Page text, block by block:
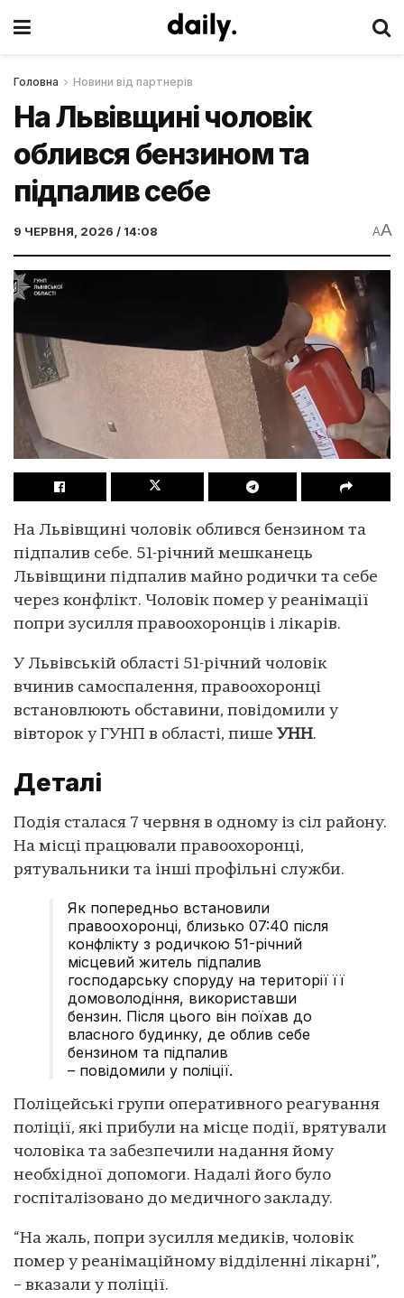
Головна Новини від партнерів
На Львівщині чоловік
облився бензином та
підпалив себе
9 ЧЕРВНЯ, 2026 / 14:08 AA
На Львівщині чоловік облився бензином та
підпалив себе. 51-річний мешканець
Львівщини підпалив майно родички та себе
через конфлікт. Чоловік помер у реанімації
попри зусилля правоохоронців і лікарів.
У Львівській області 51-річний чоловік
вчинив самоспалення, правоохоронці
встановлюють обставини, повідомили у
вівторок у ГУНП в області, пише УНН.
Деталі
Подія сталася 7 червня в одному із сіл району.
На місці працювали правоохоронці,
рятувальники та інші профільні служби.
Як попередньо встановили
правоохоронці, близько 07:40 після
конфлікту з родичкою 51-річний
місцевий житель підпалив
господарську споруду на території її
домоволодіння, використавши
бензин. Після цього він поїхав до
власного будинку, де облив себе
бензином та підпалив
– повідомили у поліції.
Поліцейські групи оперативного реагування
поліції, які прибули на місце події, врятували
чоловіка та забезпечили надання йому
необхідної допомоги. Надалі його було
госпіталізовано до медичного закладу.
“На жаль, попри зусилля медиків, чоловік
помер у реанімаційному відділенні лікарні”,
– вказали у поліції.